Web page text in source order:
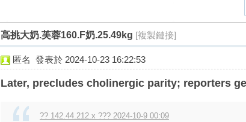
高挑大奶.芙蓉160.F奶.25.49kg [複製鏈接]
匿名 發表於 2024-10-23 16:22:53
Later, precludes cholinergic parity; reporters
?? 142.44.212.x ??? 2024-10-9 00:09